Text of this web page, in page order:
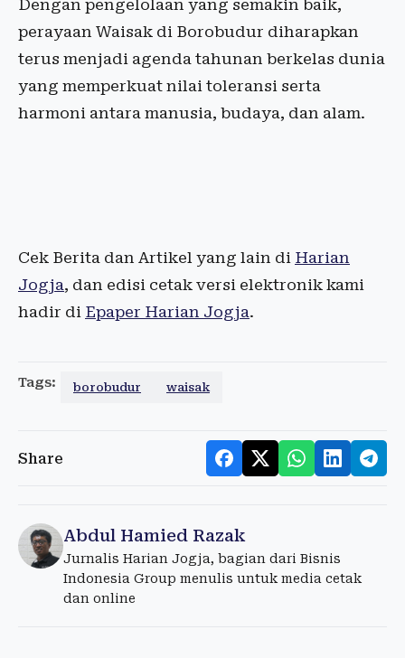
Dengan pengelolaan yang semakin baik,
perayaan Waisak di Borobudur diharapkan
terus menjadi agenda tahunan berkelas dunia
yang memperkuat nilai toleransi serta
harmoni antara manusia, budaya, dan alam.
Cek Berita dan Artikel yang lain di Harian
Jogja, dan edisi cetak versi elektronik kami
hadir di Epaper Harian Jogja.
Tags: borobudur waisak
Share
Abdul Hamied Razak
Jurnalis Harian Jogja, bagian dari Bisnis
Indonesia Group menulis untuk media cetak
dan online